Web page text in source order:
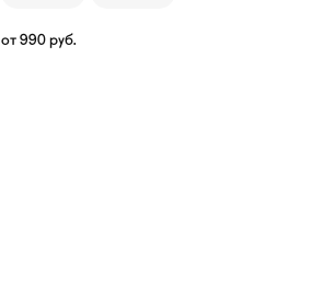
от 990 руб.